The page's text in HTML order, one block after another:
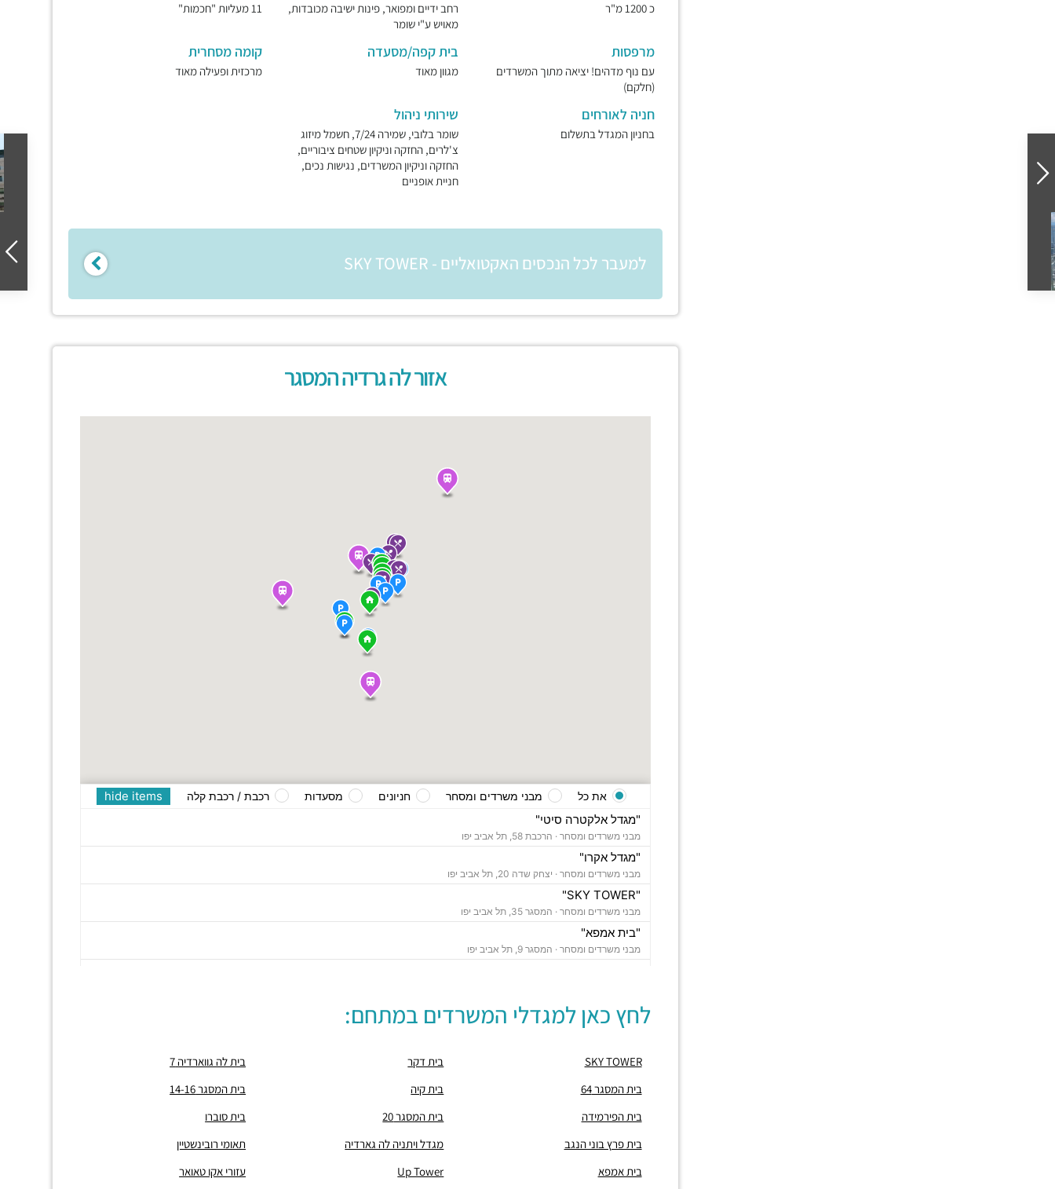
כ 1200 מ"ר
רחב ידיים ומפואר, פינות ישיבה מכובדות,
מאויש ע"י שומר
11 מעליות "חכמות"
מרפסות
עם נוף מדהים! יציאה מתוך המשרדים
(חלקם)
בית קפה/מסעדה
מגוון מאוד
קומה מסחרית
מרכזית ופעילה מאוד
חניה לאורחים
בחניון המגדל בתשלום
שירותי ניהול
שומר בלובי, שמירה 7/24, חשמל מיזוג
צ'לרים, החזקה וניקיון שטחים ציבוריים,
החזקה וניקיון המשרדים, נגישות נכים,
חניית אופניים
למעבר לכל הנכסים האקטואליים - SKY TOWER
אזור לה גרדיה המסגר
"מגדל אלקטרה סיטי"
מבני משרדים ומסחר · הרכבת 58, תל אביב יפו
"מגדל אקרו"
מבני משרדים ומסחר · יצחק שדה 20, תל אביב יפו
"SKY TOWER"
מבני משרדים ומסחר · המסגר 35, תל אביב יפו
"בית אמפא"
מבני משרדים ומסחר · המסגר 9, תל אביב יפו
"מגדל נצבא"
מבני משרדים ומסחר ·יצחק שדה 17, תל אביב יפו
מבני משרדים ומסחר ·
חניון אחוזת החוף
חניון מאזדה פורד
חניונים ·הרכבת 58, תל אביב יפו
hide items את כל מבני משרדים ומסחר חניונים מסעדות רכבת / רכבת קלה
לחץ כאן למגדלי המשרדים במתחם:
SKY TOWER בית דקר
בית לה גווארדיה 7
בית המסגר 64
בית קיה
בית המסגר 14-16
בית הפירמידה
בית המסגר 20
בית סוברו
בית פרץ בוני הנגב
מגדל ויתניה לה גארדיה
תאומי רובינשטיין
בית אמפא
Up Tower עזורי אקו טאואר